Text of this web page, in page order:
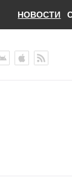
НОВОСТИ